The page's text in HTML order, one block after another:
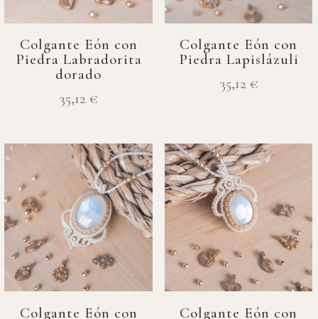
Colgante Eón con
Piedra Labradorita
dorado
35,12€
Colgante Eón con
Piedra Lapislázuli
35,12 €
Colgante Eón con
Colgante Eón con